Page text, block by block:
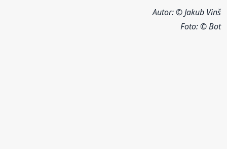
Autor: © Jakub Vinš
Foto:© Bot